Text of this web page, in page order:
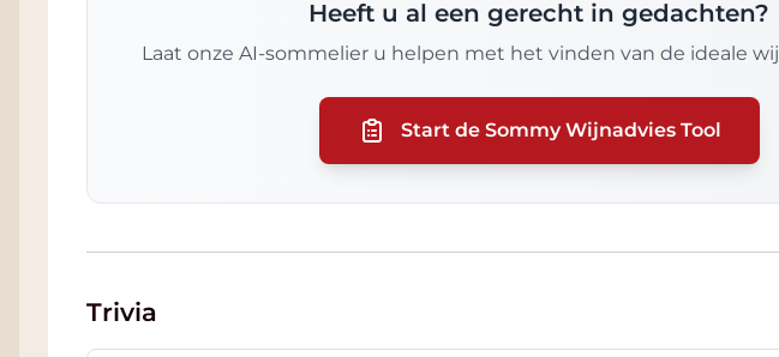
Heeft u al een gerecht in gedachten?
Laat onze AI-sommelier u helpen met het vinden van de ideale
Start de Sommy Wijnadvies Tool
Trivia